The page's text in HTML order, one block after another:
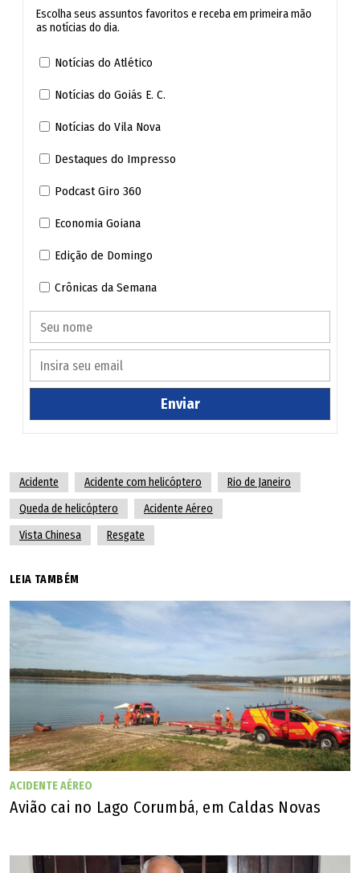
Escolha seus assuntos favoritos e receba em primeira mão
as notícias do dia.
Notícias do Atlético
Notícias do Goiás E. C.
Notícias do Vila Nova
Destaques do Impresso
Podcast Giro 360
Economia Goiana
Edição de Domingo
Crônicas da Semana
Enviar
Acidente Acidente com helicóptero
Rio de Janeiro
Queda de helicóptero
Acidente Aéreo
Vista Chinesa
Resgate
LEIA TAMBÉM
ACIDENTE AÉREO
Avião cai no Lago Corumbá, em Caldas Novas